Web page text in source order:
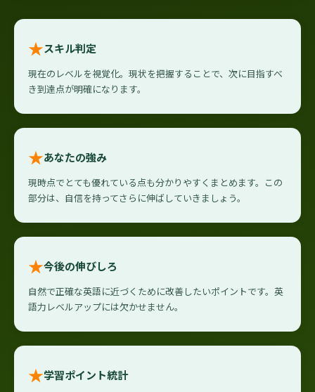
★スキル判定
現在のレベルを視覚化。現状を把握することで、次に目指すべ
き到達点が明確になります。
★あなたの強み
現時点でとても優れている点も分かりやすくまとめます。この
部分は、自信を持ってさらに伸ばしていきましょう。
★今後の伸びしろ
自然で正確な英語に近づくために改善したいポイントです。英
語力レベルアップには欠かせません。
★学習ポイント統計